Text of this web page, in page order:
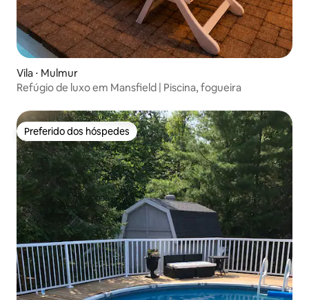
Vila ⋅ Mulmur
Refúgio de luxo em Mansfield | Piscina, fogueira
Preferido dos hóspedes
Preferido dos hóspedes